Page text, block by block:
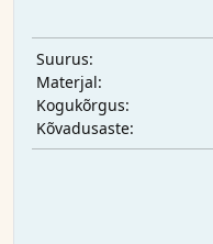
Suurus:
Materjal:
Kogukõrgus:
Kõvadusaste: